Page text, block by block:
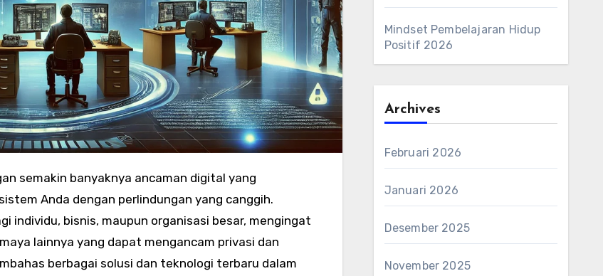
semakin banyaknya ancaman digital yang
Anda dengan perlindungan yang canggih.
individu, bisnis, maupun organisasi besar, mengingat
lainnya yang dapat mengancam privasi dan
berbagai solusi dan teknologi terbaru dalam
Mindset Pembelajaran Hidup
Positif 2026
Archives
Februari 2026
Januari 2026
Desember 2025
November 2025